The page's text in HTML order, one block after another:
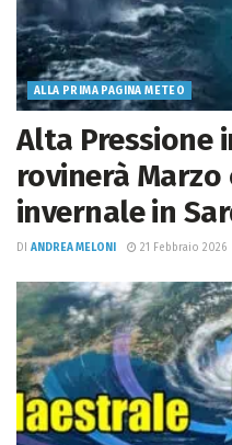
ALLA PRIMA PAGINA METEO
Alta Pressione
rovinerà Marzo
invernale in
DI ANDREA MELONI 21 Febbraio 2026